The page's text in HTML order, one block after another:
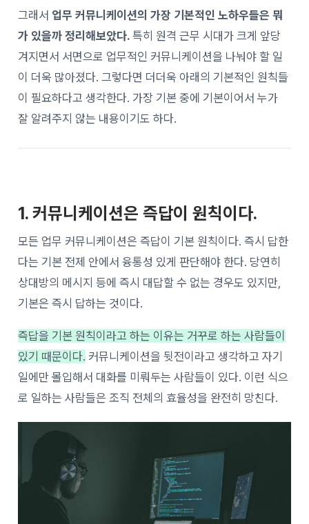
그래서 업무 커뮤니케이션의 가장 기본적인 노하우들은 뭐
가 있을까 정리해보았다. 특히 원격 근무 시대가 크게 앞당
겨지면서 서면으로 업무적인 커뮤니케이션을 나눠야 할 일
이 더욱 많아졌다. 그렇다면 더더욱 아래의 기본적인 원칙들
이 필요하다고 생각한다. 가장 기본 중에 기본이어서 누가
잘 알려주지 않는 내용이기도 하다.
1. 커뮤니케이션은 즉답이 원칙이다.
모든 업무 커뮤니케이션은 즉답이 기본 원칙이다. 즉시 답한
다는 기본 전제 안에서 융통성 있게 판단해야 한다. 당연히
상대방의 메시지 등에 즉시 대답할 수 없는 경우도 있지만,
기본은 즉시 답하는 것이다.
즉답을 기본 원칙이라고 하는 이유는 거꾸로 하는 사람들이
있기 때문이다. 커뮤니케이션을 뒷전이라고 생각하고 자기
일에만 몰입해서 대화를 미뤄두는 사람들이 있다. 이런 식으
로 일하는 사람들은 조직 전체의 효율성을 완전히 망친다.